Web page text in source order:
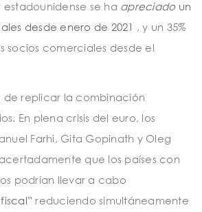
se ha apreciado un
desde enero de 2021 , y un 35%
socios comerciales desde el
de replicar la combinación
En plena crisis del euro, los
Farhi, Gita Gopinath y Oleg
que los países con
podrían llevar a cabo
reduciendo simultáneamente